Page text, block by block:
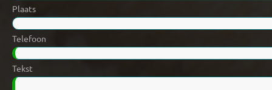
Plaats
Telefoon
Tekst